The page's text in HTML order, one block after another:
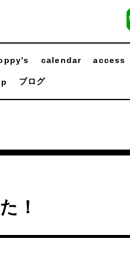
calendar access
ブログ
！